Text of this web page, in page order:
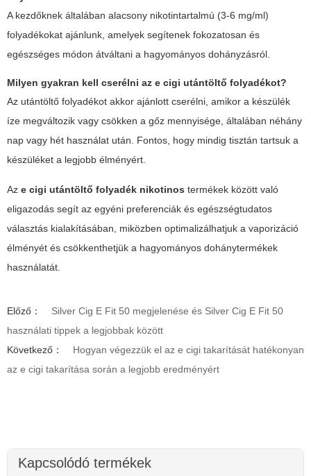
A kezdőknek általában alacsony nikotintartalmú (3-6 mg/ml)
folyadékokat ajánlunk, amelyek segítenek fokozatosan és
egészséges módon átváltani a hagyományos dohányzásról.
Milyen gyakran kell cserélni az e cigi utántöltő folyadékot?
Az utántöltő folyadékot akkor ajánlott cserélni, amikor a készülék
íze megváltozik vagy csökken a gőz mennyisége, általában néhány
nap vagy hét használat után. Fontos, hogy mindig tisztán tartsuk a
készüléket a legjobb élményért.
Az e cigi utántöltő folyadék nikotinos termékek között való
eligazodás segít az egyéni preferenciák és egészségtudatos
választás kialakításában, miközben optimalizálhatjuk a vaporizáció
élményét és csökkenthetjük a hagyományos dohánytermékek
használatát.
Előző：
Silver Cig E Fit 50 megjelenése és Silver Cig E Fit 50
használati tippek a legjobbak között
Következő：
Hogyan végezzük el az e cigi takarítását hatékonyan
az e cigi takarítása során a legjobb eredményért
Kapcsolódó termékek